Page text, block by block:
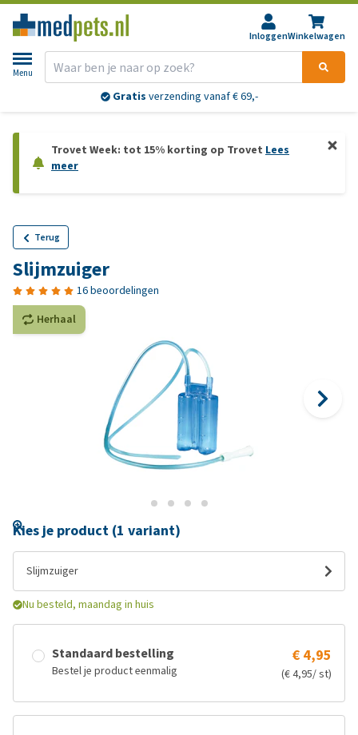
InloggenWinkelwagen
Menu
Gratis verzending vanaf € 69,-
Trovet Week: tot 15% korting op Trovet Lees
meer
Terug
Slijmzuiger
16 beoordelingen
Herhaal
Kies je product (1 variant)
Slijmzuiger
Nu besteld, maandag in huis
Standaard bestelling
Bestel je product eenmalig
€ 4,95
(€ 4,95/ st)